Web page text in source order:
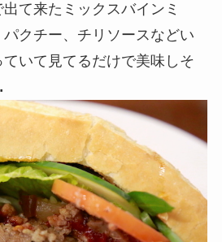
て来たミックスバインミ
クチー、チリソースなどい
いて見てるだけで美味しそ